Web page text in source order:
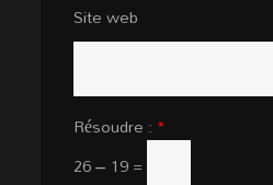
Site web
Résoudre : *
26 − 19 =